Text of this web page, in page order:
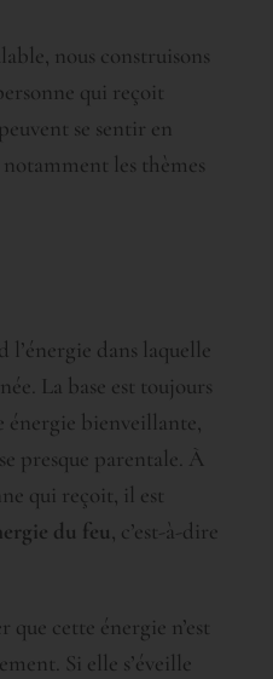
nous construisons
qui reçoit
se sentir en
les thèmes
l’énergie dans laquelle
La base est toujours
bienveillante,
presque parentale. À
qui reçoit, il est
du feu, c’est-à-dire
que cette énergie n’est
Si elle s’éveille